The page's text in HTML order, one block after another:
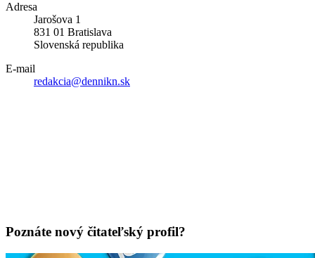
Adresa
Jarošova 1
831 01 Bratislava
Slovenská republika
E-mail
redakcia@dennikn.sk
Poznáte nový čitateľský profil?